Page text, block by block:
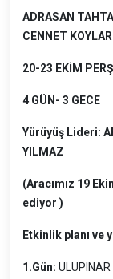
ADRASAN
CENNET
20-23 EKİM
4 GÜN- 3 GECE
Yürüyüş Lideri:
YILMAZ
(Aracımız 19
ediyor )
Etkinlik planı ve
1.Gün: ULUPINAR